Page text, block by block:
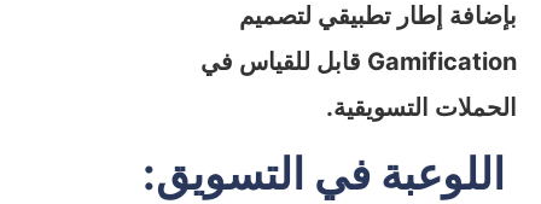
بإضافة إطار تطبيقي لتصميم
Gamification قابل للقياس في
الحملات التسويقية.
اللوعبة في التسويق: